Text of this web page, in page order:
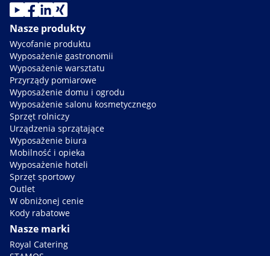
Nasze produkty
Wycofanie produktu
Wyposażenie gastronomii
Wyposażenie warsztatu
Przyrządy pomiarowe
Wyposażenie domu i ogrodu
Wyposażenie salonu kosmetycznego
Sprzęt rolniczy
Urządzenia sprzątające
Wyposażenie biura
Mobilność i opieka
Wyposażenie hoteli
Sprzęt sportowy
Outlet
W obniżonej cenie
Kody rabatowe
Nasze marki
Royal Catering